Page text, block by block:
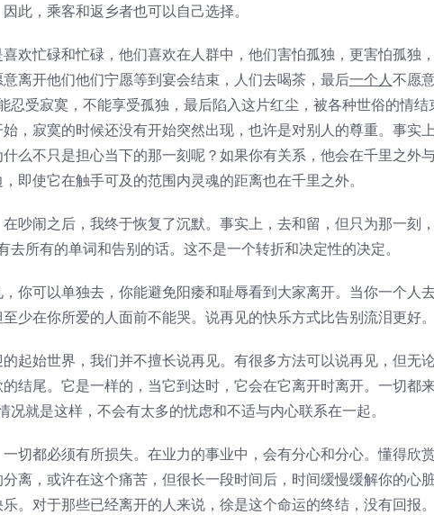
此，乘客和返乡者也可以自己选择。
忙碌和忙碌，他们喜欢在人群中，他们害怕孤独，更害怕孤独
离开他们他们宁愿等到宴会结束，人们去喝茶，最后一个人不愿
忍受寂寞，不能享受孤独，最后陷入这片红尘，被各种世俗的情结
，寂寞的时候还没有开始突然出现，也许是对别人的尊重。事实上
么不只是担心当下的那一刻呢？如果你有关系，他会在千里之外
即使它在触手可及的范围内灵魂的距离也在千里之外。
闹之后，我终于恢复了沉默。事实上，去和留，但只为那一刻
去所有的单词和告别的话。这不是一个转折和决定性的决定。
可以单独去，你能避免阳痿和耻辱看到大家离开。当你一个人去
少在你所爱的人面前不能哭。说再见的快乐方式比告别流泪更好。
始世界，我们并不擅长说再见。有很多方法可以说再见，但无
结尾。它是一样的，当它到达时，它会在它离开时离开。一切都
就是这样，不会有太多的忧虑和不适与内心联系在一起。
都必须有所损失。在业力的事业中，会有分心和分心。懂得欣赏
离，或许在这个痛苦，但很长一段时间后，时间缓慢缓解你的心
。对于那些已经离开的人来说，徐是这个命运的终结，没有回报